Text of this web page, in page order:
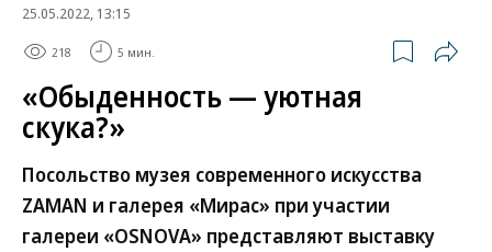
25.05.2022, 13:15
218 5 мин.
«Обыденность — уютная
скука?»
Посольство музея современного искусства
ZAMAN и галерея «Мирас» при участии
галереи «OSNOVA» представляют выставку